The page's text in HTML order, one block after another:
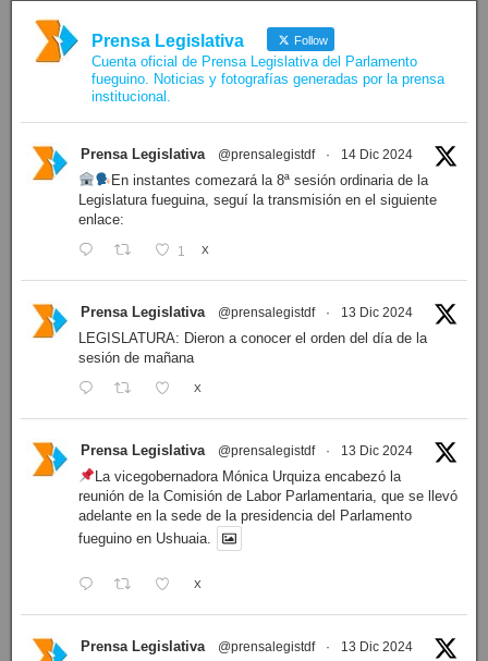
Prensa Legislativa Follow
Cuenta oficial de Prensa Legislativa del Parlamento
fueguino. Noticias y fotografías generadas por la prensa
institucional.
Prensa Legislativa @prensalegistdf · 14 Dic 2024
En instantes comezará la 8ª sesión ordinaria de la
Legislatura fueguina, seguí la transmisión en el siguiente
enlace:
1 X
Prensa Legislativa @prensalegistdf · 13 Dic 2024
LEGISLATURA: Dieron a conocer el orden del día de la
sesión de mañana
X
Prensa Legislativa @prensalegistdf · 13 Dic 2024
La vicegobernadora Mónica Urquiza encabezó la
reunión de la Comisión de Labor Parlamentaria, que se llevó
adelante en la sede de la presidencia del Parlamento
fueguino en Ushuaia.
X
Prensa Legislativa @prensalegistdf · 13 Dic 2024